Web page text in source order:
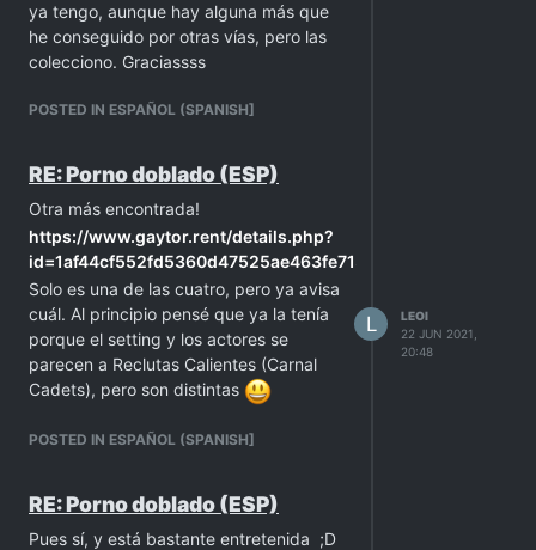
ya tengo, aunque hay alguna más que
he conseguido por otras vías, pero las
colecciono. Graciassss
POSTED IN ESPAÑOL (SPANISH]
RE: Porno doblado (ESP)
Otra más encontrada!
https://www.gaytor.rent/details.php?
Solo es una de las cuatro, pero ya avisa
cuál. Al principio pensé que ya la tenía
porque el setting y los actores se
parecen a Reclutas Calientes (Carnal
Cadets), pero son distintas
POSTED IN ESPAÑOL (SPANISH]
L
LEOI
22 JUN 2021,
20:48
RE: Porno doblado (ESP)
Pues sí, y está bastante entretenida ;D